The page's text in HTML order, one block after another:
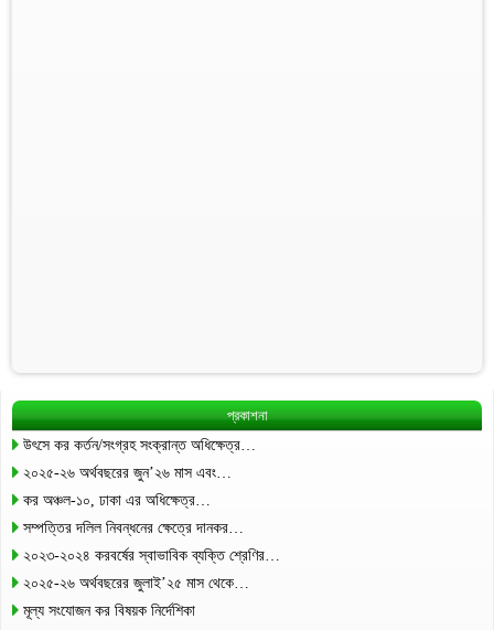
প্রকাশনা
উৎসে কর কর্তন/সংগ্রহ সংক্রান্ত অধিক্ষেত্র…
২০২৫-২৬ অর্থবছরের জুন’২৬ মাস এবং…
কর অঞ্চল-১০, ঢাকা এর অধিক্ষেত্র…
সম্পত্তির দলিল নিবন্ধনের ক্ষেত্রে দানকর…
২০২৩-২০২৪ করবর্ষের স্বাভাবিক ব্যক্তি শ্রেণির…
২০২৫-২৬ অর্থবছরের জুলাই’২৫ মাস থেকে…
মূল্য সংযোজন কর বিষয়ক নির্দেশিকা